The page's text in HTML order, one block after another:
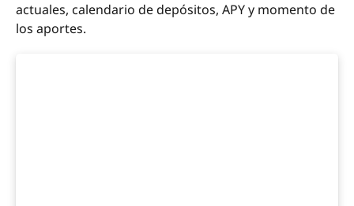
actuales, calendario de depósitos, APY y momento de
los aportes.